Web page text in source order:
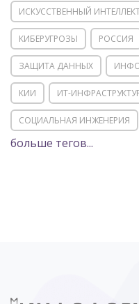
ИСКУССТВЕННЫЙ
КИБЕРУГРОЗЫ РОССИЯ
ЗАЩИТА ДАННЫХ
КИИ ИТ-
СОЦИАЛЬНАЯ ИНЖЕНЕРИЯ
POSITIVE TECHNOLOGIES
больше тегов...